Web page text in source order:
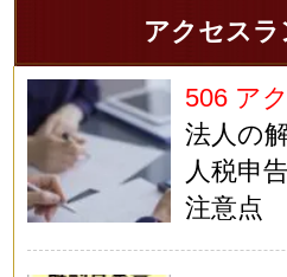
アクセス
506 ア
法人の
人税申
注意点